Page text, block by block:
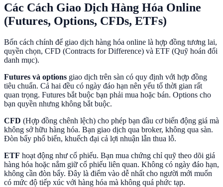
Các Cách Giao Dịch Hàng Hóa Online
(Futures, Options, CFDs, ETFs)
Bốn cách chính để giao dịch hàng hóa online là hợp đồng tương lai,
quyền chọn, CFD (Contracts for Difference) và ETF (Quỹ hoán đổi
danh mục).
Futures và options giao dịch trên sàn có quy định với hợp đồng
tiêu chuẩn. Cả hai đều có ngày đáo hạn nên yếu tố thời gian rất
quan trọng. Futures bắt buộc bạn phải mua hoặc bán. Options cho
bạn quyền nhưng không bắt buộc.
CFD (Hợp đồng chênh lệch) cho phép bạn đầu cơ biến động giá mà
không sở hữu hàng hóa. Bạn giao dịch qua broker, không qua sàn.
Đòn bẩy phổ biến, khuếch đại cả lợi nhuận lẫn thua lỗ.
ETF hoạt động như cổ phiếu. Bạn mua chứng chỉ quỹ theo dõi giá
hàng hóa hoặc nắm giữ cổ phiếu liên quan. Không có ngày đáo hạn,
không cần đòn bẩy. Đây là điểm vào dễ nhất cho người mới muốn
có mức độ tiếp xúc với hàng hóa mà không quá phức tạp.